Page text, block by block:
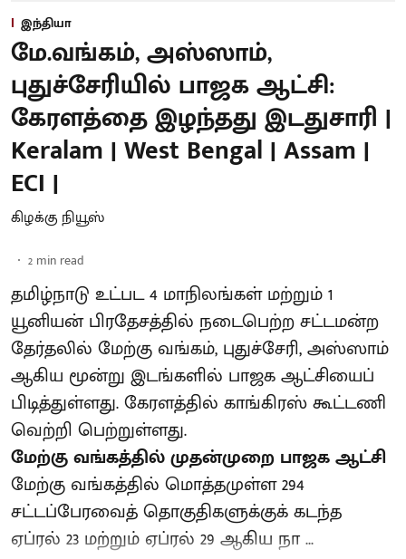
இந்தியா
மே.வங்கம், அஸ்ஸாம்,
புதுச்சேரியில் பாஜக ஆட்சி:
கேரளத்தை இழந்தது இடதுசாரி |
Keralam | West Bengal | Assam |
ECI |
கிழக்கு நியூஸ்
2 min read
தமிழ்நாடு உட்பட 4 மாநிலங்கள் மற்றும் 1
யூனியன் பிரதேசத்தில் நடைபெற்ற சட்டமன்ற
தேர்தலில் மேற்கு வங்கம், புதுச்சேரி, அஸ்ஸாம்
ஆகிய மூன்று இடங்களில் பாஜக ஆட்சியைப்
பிடித்துள்ளது. கேரளத்தில் காங்கிரஸ் கூட்டணி
வெற்றி பெற்றுள்ளது.
மேற்கு வங்கத்தில் முதன்முறை பாஜக ஆட்சி
மேற்கு வங்கத்தில் மொத்தமுள்ள 294
சட்டப்பேரவைத் தொகுதிகளுக்குக் கடந்த
ஏப்ரல் 23 மற்றும் ஏப்ரல் 29 ஆகிய நா ...